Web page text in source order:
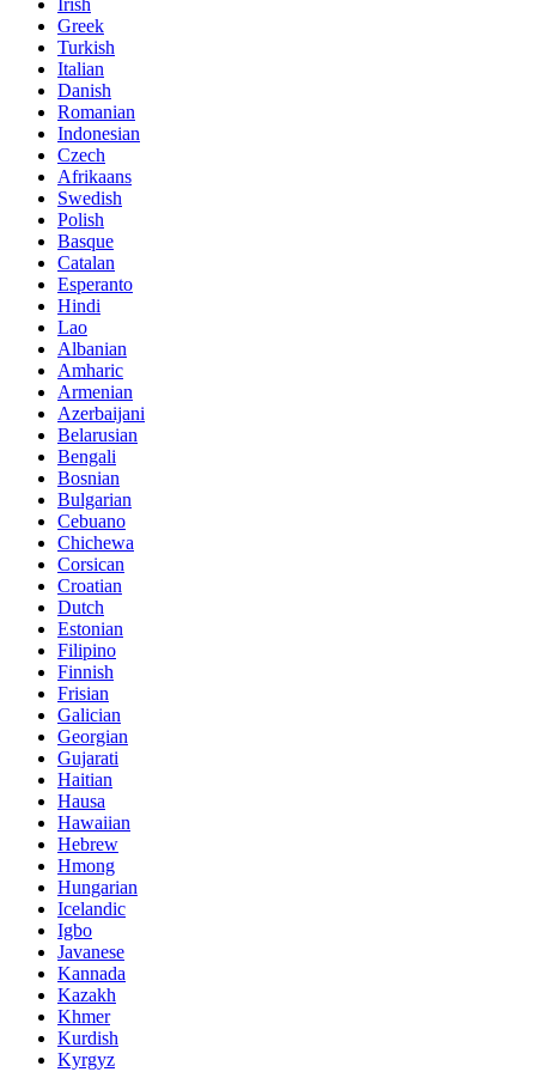
Irish
Greek
Turkish
Italian
Danish
Romanian
Indonesian
Czech
Afrikaans
Swedish
Polish
Basque
Catalan
Esperanto
Hindi
Lao
Albanian
Amharic
Armenian
Azerbaijani
Belarusian
Bengali
Bosnian
Bulgarian
Cebuano
Chichewa
Corsican
Croatian
Dutch
Estonian
Filipino
Finnish
Frisian
Galician
Georgian
Gujarati
Haitian
Hausa
Hawaiian
Hebrew
Hmong
Hungarian
Icelandic
Igbo
Javanese
Kannada
Kazakh
Khmer
Kurdish
Kyrgyz